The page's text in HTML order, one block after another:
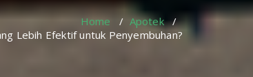
Home / Apotek/
Lebih Efektif untuk Penyembuhan?